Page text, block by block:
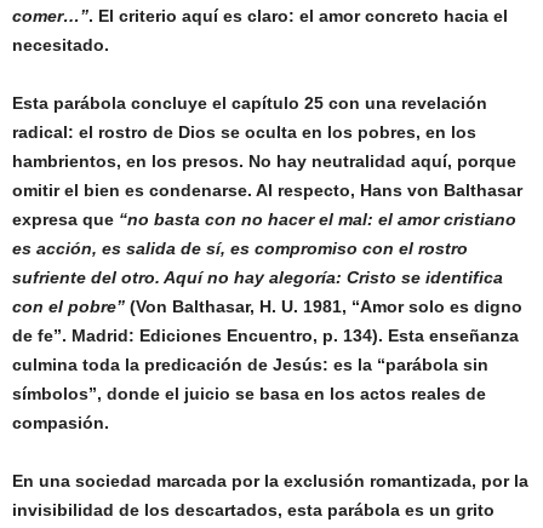
comer…”. El criterio aquí es claro: el amor concreto hacia el
necesitado.
Esta parábola concluye el capítulo 25 con una revelación
radical: el rostro de Dios se oculta en los pobres, en los
hambrientos, en los presos. No hay neutralidad aquí, porque
omitir el bien es condenarse. Al respecto, Hans von Balthasar
expresa que “no basta con no hacer el mal: el amor cristiano
es acción, es salida de sí, es compromiso con el rostro
sufriente del otro. Aquí no hay alegoría: Cristo se identifica
con el pobre” (Von Balthasar, H. U. 1981, “Amor solo es digno
de fe”. Madrid: Ediciones Encuentro, p. 134). Esta enseñanza
culmina toda la predicación de Jesús: es la “parábola sin
símbolos”, donde el juicio se basa en los actos reales de
compasión.
En una sociedad marcada por la exclusión romantizada, por la
invisibilidad de los descartados, esta parábola es un grito